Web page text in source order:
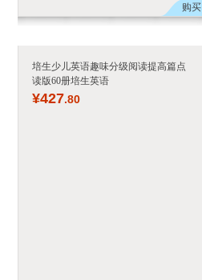
购买
培生少儿英语趣味分级阅读提高篇点
读版60册培生英语
¥427.80